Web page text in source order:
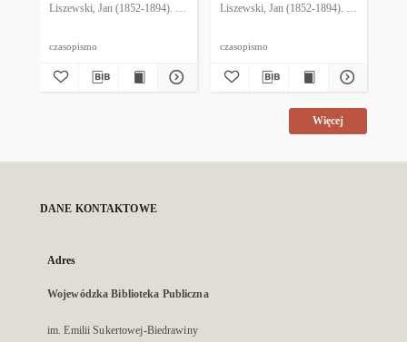
Liszewski, Jan (1852-1894). Red.
czasopismo
Liszewski, Jan (1852-1894). Red.
czasopismo
Więcej
DANE KONTAKTOWE
Adres
Wojewódzka Biblioteka Publiczna
im. Emilii Sukertowej-Biedrawiny